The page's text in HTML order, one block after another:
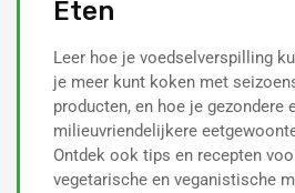
Eten
Leer hoe je voedselverspilling
je meer kunt koken met
producten, en hoe je gezondere
milieuvriendelijkere
Ontdek ook tips en recepten
vegetarische en veganistische